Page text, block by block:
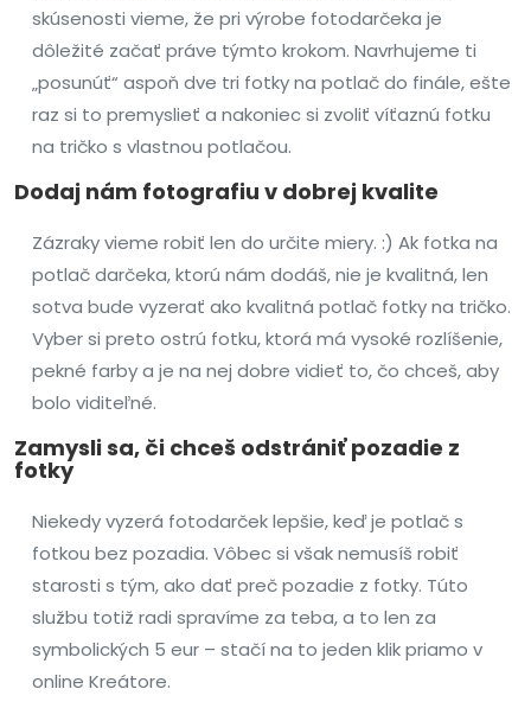
skúsenosti vieme, že pri výrobe fotodarčeka je
dôležité začať práve týmto krokom. Navrhujeme ti
„posunúť“ aspoň dve tri fotky na potlač do finále, ešte
raz si to premyslieť a nakoniec si zvoliť víťaznú fotku
na tričko s vlastnou potlačou.
Dodaj nám fotografiu v dobrej kvalite
Zázraky vieme robiť len do určite miery. :) Ak fotka na
potlač darčeka, ktorú nám dodáš, nie je kvalitná, len
sotva bude vyzerať ako kvalitná potlač fotky na tričko.
Vyber si preto ostrú fotku, ktorá má vysoké rozlíšenie,
pekné farby a je na nej dobre vidieť to, čo chceš, aby
bolo viditeľné.
Zamysli sa, či chceš odstrániť pozadie z
fotky
Niekedy vyzerá fotodarček lepšie, keď je potlač s
fotkou bez pozadia. Vôbec si však nemusíš robiť
starosti s tým, ako dať preč pozadie z fotky. Túto
službu totiž radi spravíme za teba, a to len za
symbolických 5 eur – stačí na to jeden klik priamo v
online Kreátore.